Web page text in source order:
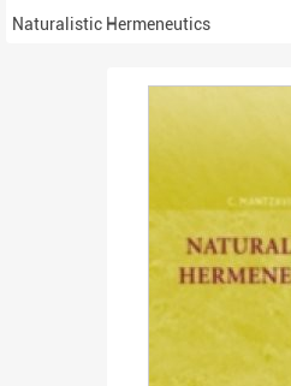
Naturalistic Hermeneutics